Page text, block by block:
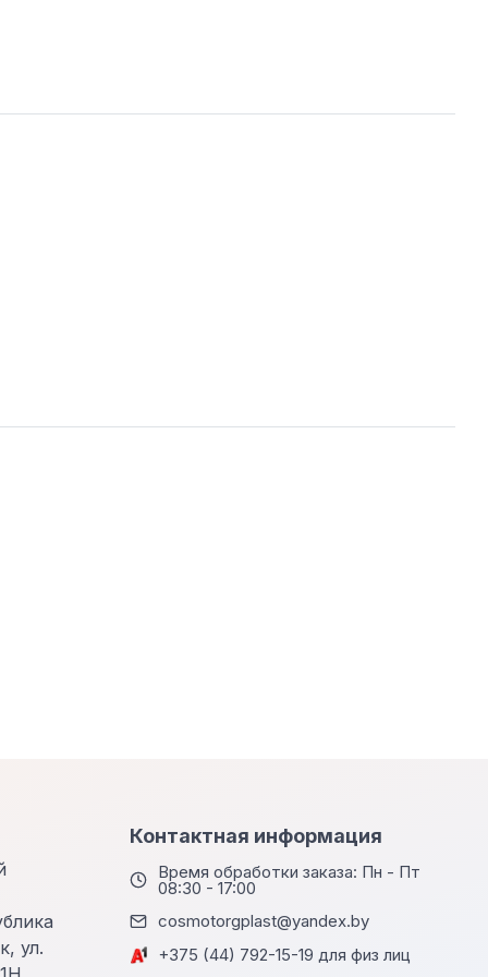
ул.
Контактная информация
Время обработки заказа: Пн - Пт
08:30 - 17:00
cosmotorgplast@yandex.by
+375 (44) 792-15-19 для физ лиц